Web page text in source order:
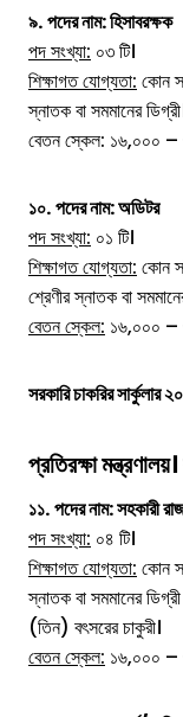
৯.পদের নাম:হিসাবরক্ষক
পদ সংখ্যা: ০৩ টি।
শিক্ষাগত যোগ্যতা: কোন
স্নাতক বা সমমানের
বেতন স্কেল: ১৬,০০০ –
১০.পদের নাম:অডিটর
পদ সংখ্যা: ০১ টি।
শিক্ষাগত যোগ্যতা: কোন
শ্রেণীর স্নাতক বা
বেতন স্কেল: ১৬,০০০ –
সরকারি চাকরির
প্রতিরক্ষা
১১.পদের নাম:সহকারী
পদ সংখ্যা: ০৪ টি।
শিক্ষাগত যোগ্যতা: কোন
স্নাতক বা সমমানের
(তিন) বৎসরের চাকুরী।
বেতন স্কেল: ১৬,০০০ –